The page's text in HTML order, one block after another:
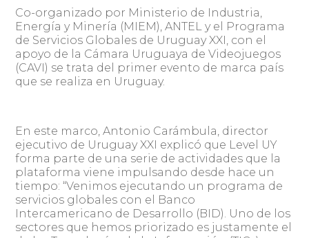
Co-organizado por Ministerio de Industria,
Energía y Minería (MIEM), ANTEL y el Programa
de Servicios Globales de Uruguay XXI, con el
apoyo de la Cámara Uruguaya de Videojuegos
(CAVI) se trata del primer evento de marca país
que se realiza en Uruguay.
En este marco, Antonio Carámbula, director
ejecutivo de Uruguay XXI explicó que Level UY
forma parte de una serie de actividades que la
plataforma viene impulsando desde hace un
tiempo: “Venimos ejecutando un programa de
servicios globales con el Banco
Intercamericano de Desarrollo (BID). Uno de los
sectores que hemos priorizado es justamente el